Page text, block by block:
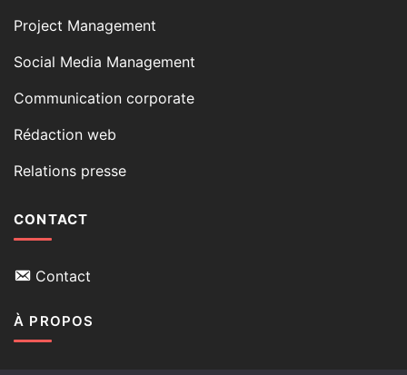
Project Management
Social Media Management
Communication corporate
Rédaction web
Relations presse
CONTACT
Contact
À PROPOS